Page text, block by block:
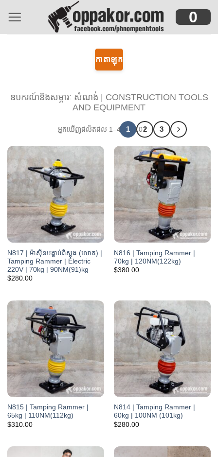
0
ឧបករណ៍និងសម្ភារៈ សំណង់ | CONSTRUCTION TOOLS
AND EQUIPMENT
កាតាឡុក
អ្នកឃើញផលិតផល 1–40 នៃ 107
1 2 3
N817 | ម៉ាស៊ីនបង្ហាប់ពីស្តុង (លោត) |
Tamping Rammer | Electric
220V | 70kg | 90NM(91)kg
$280.00
N816 | Tamping Rammer |
70kg | 120NM(122kg)
$380.00
N815 | Tamping Rammer |
65kg | 110NM(112kg)
$310.00
N814 | Tamping Rammer |
60kg | 100NM (101kg)
$280.00